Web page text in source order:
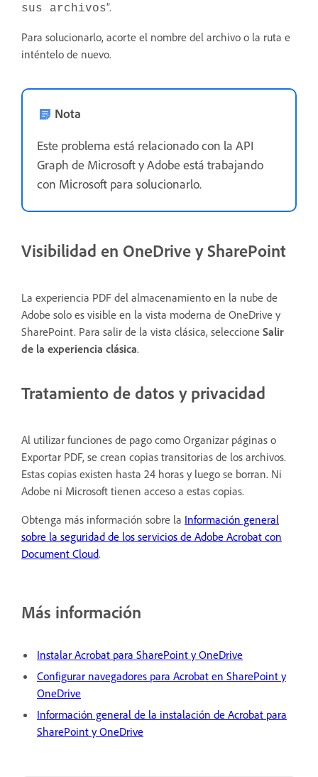
sus archivos”.
Para solucionarlo, acorte el nombre del archivo o la ruta e
inténtelo de nuevo.
Nota
Este problema está relacionado con la API
Graph de Microsoft y Adobe está trabajando
con Microsoft para solucionarlo.
Visibilidad en OneDrive y SharePoint
La experiencia PDF del almacenamiento en la nube de
Adobe solo es visible en la vista moderna de OneDrive y
SharePoint. Para salir de la vista clásica, seleccione Salir
de la experiencia clásica.
Tratamiento de datos y privacidad
Al utilizar funciones de pago como Organizar páginas o
Exportar PDF, se crean copias transitorias de los archivos.
Estas copias existen hasta 24 horas y luego se borran. Ni
Adobe ni Microsoft tienen acceso a estas copias.
Obtenga más información sobre la Información general
sobre la seguridad de los servicios de Adobe Acrobat con
Document Cloud.
Más información
Instalar Acrobat para SharePoint y OneDrive
Configurar navegadores para Acrobat en SharePoint y
OneDrive
Información general de la instalación de Acrobat para
SharePoint y OneDrive